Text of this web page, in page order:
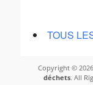
TOUS
Copyright © 2026
déchets. All